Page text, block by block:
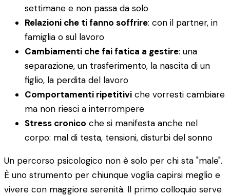
settimane e non passa da solo
Relazioni che ti fanno soffrire: con il partner, in
famiglia o sul lavoro
Cambiamenti che fai fatica a gestire: una
separazione, un trasferimento, la nascita di un
figlio, la perdita del lavoro
Comportamenti ripetitivi che vorresti cambiare
ma non riesci a interrompere
Stress cronico che si manifesta anche nel
corpo: mal di testa, tensioni, disturbi del sonno
Un percorso psicologico non è solo per chi sta "male".
È uno strumento per chiunque voglia capirsi meglio e
vivere con maggiore serenità. Il primo colloquio serve